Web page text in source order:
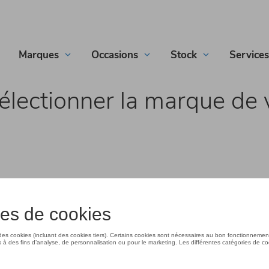
Marques Occasions Stock Services
la marque de